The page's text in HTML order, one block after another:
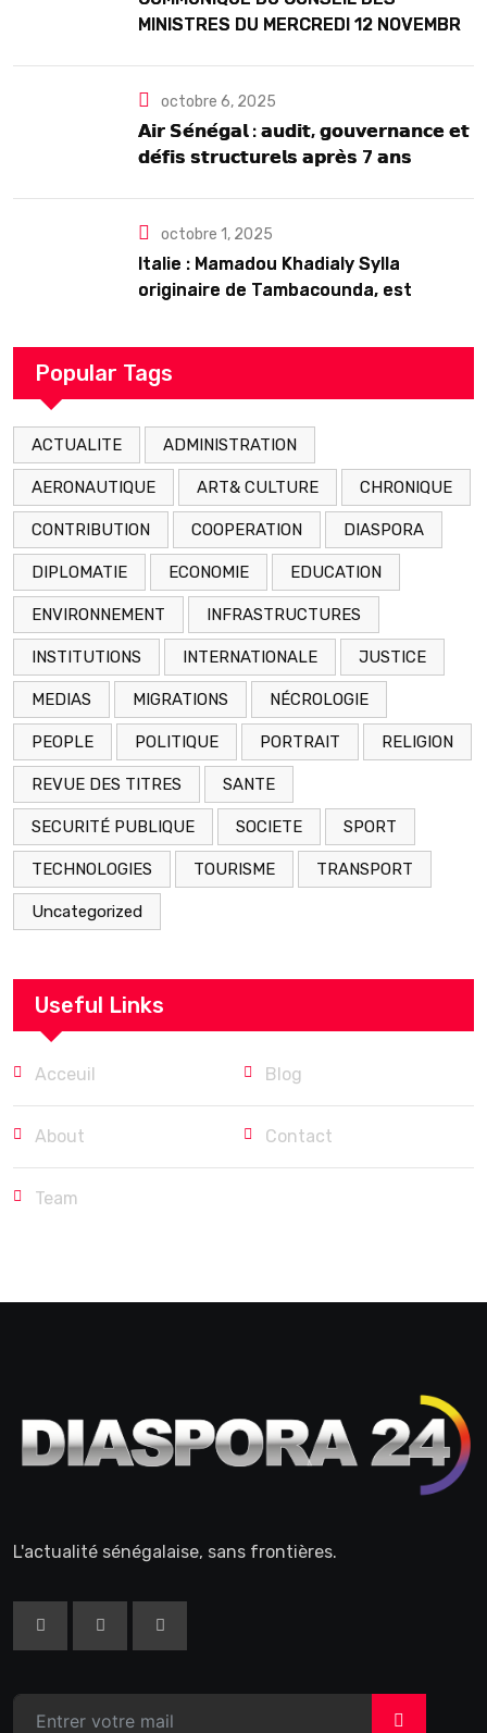
MINISTRES DU MERCREDI 12 NOVEMBRE
octobre 6, 2025
𝗔𝗶𝗿 𝗦𝗲́𝗻𝗲́𝗴𝗮𝗹 : 𝗮𝘂𝗱𝗶𝘁, 𝗴𝗼𝘂𝘃𝗲𝗿𝗻𝗮𝗻𝗰𝗲 𝗲𝘁
𝗱𝗲́𝗳𝗶𝘀 𝘀𝘁𝗿𝘂𝗰𝘁𝘂𝗿𝗲𝗹𝘀 𝗮𝗽𝗿𝗲̀𝘀 7 𝗮𝗻𝘀
octobre 1, 2025
Italie : Mamadou Khadialy Sylla
originaire de Tambacounda, est
arrestation
Popular Tags
ACTUALITE ADMINISTRATION
AERONAUTIQUE ART& CULTURE CHRONIQUE
CONTRIBUTION COOPERATION DIASPORA
DIPLOMATIE ECONOMIE EDUCATION
ENVIRONNEMENT INFRASTRUCTURES
INSTITUTIONS INTERNATIONALE JUSTICE
MEDIAS MIGRATIONS NÉCROLOGIE
PEOPLE POLITIQUE PORTRAIT RELIGION
REVUE DES TITRES SANTE
SECURITÉ PUBLIQUE SOCIETE SPORT
TECHNOLOGIES TOURISME TRANSPORT
Uncategorized
Useful Links
Acceuil Blog
About Contact
Team
L'actualité sénégalaise, sans frontières.
>